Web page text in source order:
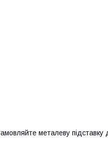
металеву